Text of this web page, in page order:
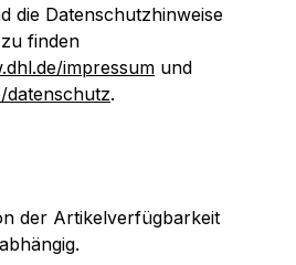
die Datenschutzhinweise
finden
impressum und
datenschutz.
der Artikelverfügbarkeit